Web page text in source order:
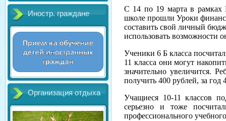
Иностр. граждане
Организация отдыха
С 14 по 19 марта в рамках
школе прошли Уроки
составить свой личный
использовать возможности
Ученики 6 Б класса
11 класса они могут
значительно увеличится.
получить 400 рублей, за год
Учащиеся 10-11 классов
серьезно и тоже
профессионального